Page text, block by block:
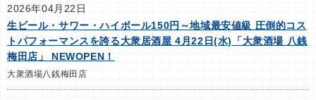
2026年04月22日
生ビール・サワー・ハイボール150円～地域最安値級 圧倒的コス
トパフォーマンスを誇る大衆居酒屋 4月22日(水)「大衆酒場 八銭
梅田店」 NEWOPEN！
大衆酒場八銭梅田店